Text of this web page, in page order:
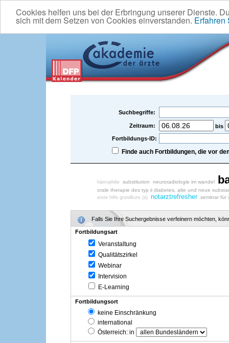
Cookies helfen uns bei der Erbringung unserer Dienste.
sich mit dem Setzen von Cookies einverstanden. Erfahren
Suchbegriffe:
Zeitraum:
bis
Fortbildungs-ID:
Finde auch Fortbildungen, die vor
hämophilie substitution neuroradiologie im wandel
orale therapie des typ ii diabetes, alte und neue
erste hilfe grundkurs (a) notarztrefresher seminar für
Falls Sie Ihre Suchergebnisse verfeinern möchten,
Fortbildungsart
Veranstaltung
Qualitätszirkel
Webinar
Intervision
E-Learning
Fortbildungsort
keine Einschränkung
international
Österreich: in